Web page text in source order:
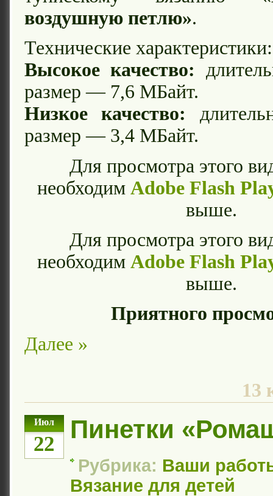
воздушную петлю».
Технические характеристики:
Высокое качество:
размер — 7,6 МБайт.
Низкое качество:
размер — 3,4 МБайт.
Для просмотра этого
необходимAdobe Flash
выше.
Для просмотра этого
необходимAdobe Flash
выше.
Приятного
Далее »
13
Июл
22
Пинетки
Рубрика: Ваши
Вязание для детей